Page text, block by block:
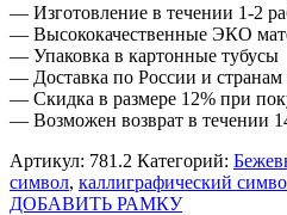
— Изготовление в течении 1-2
— Высококачественные ЭКО
— Упаковка в картонные тубусы
— Доставка по России и
— Скидка в размере 12% при
— Возможен возврат в течении
Артикул: 781.2 Категорий:
символ, каллиграфический
ДОБАВИТЬ РАМКУ